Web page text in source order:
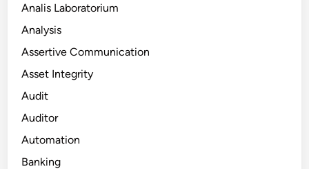
Analis Laboratorium
Analysis
Assertive Communication
Asset Integrity
Audit
Auditor
Automation
Banking